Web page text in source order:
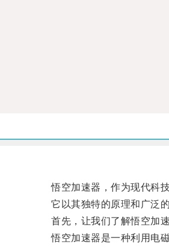
悟空加速器，作为现代科技
它以其独特的原理和广泛的
首先，让我们了解悟空加速
悟空加速器是一种利用电磁